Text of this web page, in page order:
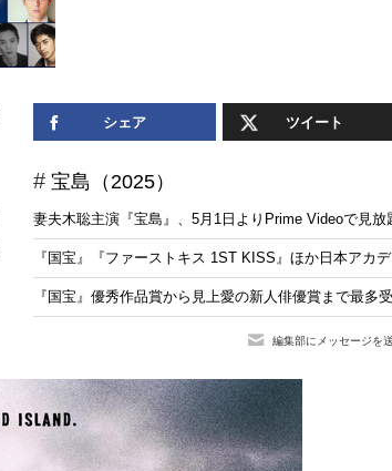
シェア ツイート
宝島（2025）
妻夫木聡主演『宝島』、5月1日よりPrime Videoで見放
『国宝』『ファーストキス 1ST KISS』ほか日本アカ
『国宝』優秀作品賞から見上愛の新人俳優賞まで最
編集部にメッセージを